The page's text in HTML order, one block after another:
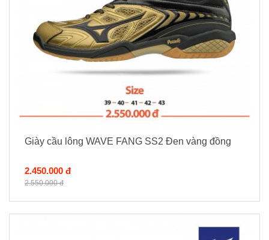
Giày cầu lông WAVE FANG SS2 Đen vàng đồng
2.450.000 đ
2.550.000 đ